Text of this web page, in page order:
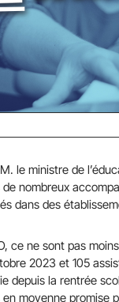
le ministre de
nombreux
dans des
ce ne sont pas
2023 et 105
depuis la rentrée
moyenne promise